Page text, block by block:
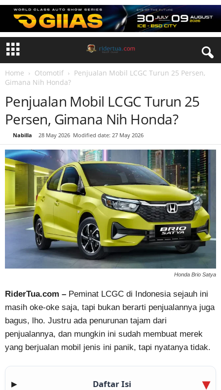
Home Otomotif
Penjualan Mobil LCGC Turun 25 Persen,
Gimana Nih Honda?
Penjualan Mobil LCGC Turun 25
Persen, Gimana Nih Honda?
Nabilla 28 May 2026 Modified date: 27 May 2026
Honda Brio Satya
RiderTua.com – Peminat LCGC di Indonesia sejauh ini
masih oke-oke saja, tapi bukan berarti penjualannya juga
bagus, lho. Justru ada penurunan tajam dari
penjualannya, dan mungkin ini sudah membuat merek
yang berjualan mobil jenis ini panik, tapi nyatanya tidak.
▶ Daftar Isi